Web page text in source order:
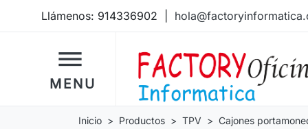
Llámenos: 914336902
dehaze
MENU
Inicio Productos TPV Cajones